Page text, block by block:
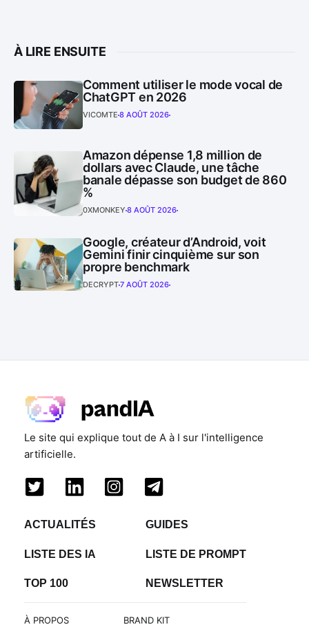
À LIRE ENSUITE
Comment utiliser le mode vocal de
ChatGPT en 2026
VICOMTE 8 AOÛT 2026
Amazon dépense 1,8 million de
dollars avec Claude, une tâche
banale dépasse son budget de 860
%
0XMONKEY 8 AOÛT 2026
Google, créateur d’Android, voit
Gemini finir cinquième sur son
propre benchmark
DECRYPT7 AOÛT 2026
Le site qui explique tout de A à I sur l'intelligence
artificielle.
ACTUALITÉS GUIDES
LISTE DES IA LISTE DE PROMPT
TOP 100 NEWSLETTER
À PROPOS BRAND KIT